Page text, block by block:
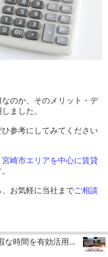
のか、そのメリット・デ
ました。
参考にしてみてください
宮崎市エリアを中心に賃貸
お気軽に当社までご相談
な時間を有効活用...